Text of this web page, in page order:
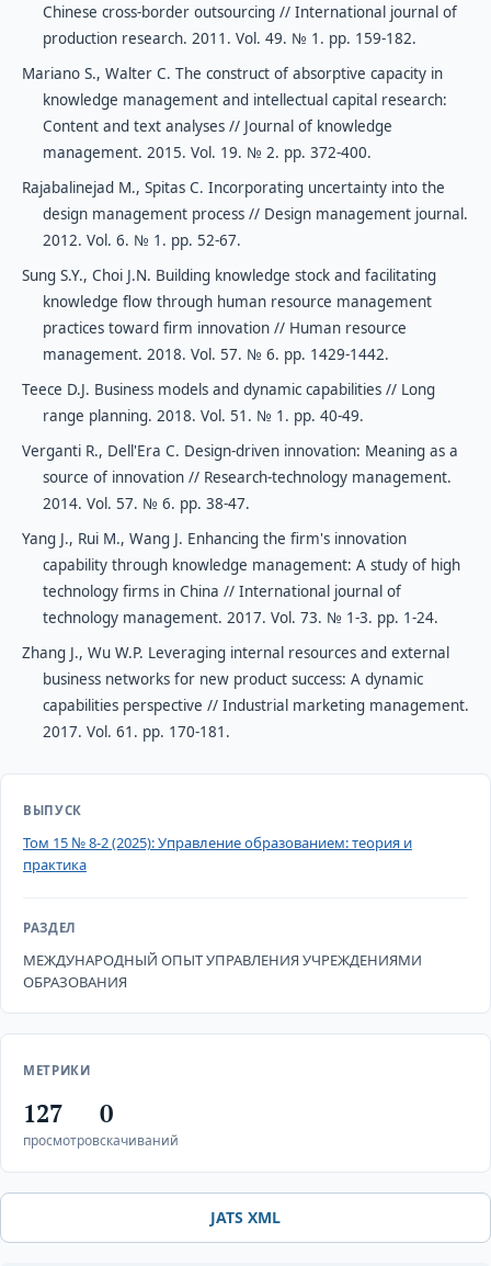
Chinese cross-border outsourcing // International journal of
production research. 2011. Vol. 49. № 1. pp. 159-182.
Mariano S., Walter C. The construct of absorptive capacity in
knowledge management and intellectual capital research:
Content and text analyses // Journal of knowledge
management. 2015. Vol. 19. № 2. pp. 372-400.
Rajabalinejad M., Spitas C. Incorporating uncertainty into the
design management process // Design management journal.
2012. Vol. 6. № 1. pp. 52-67.
Sung S.Y., Choi J.N. Building knowledge stock and facilitating
knowledge flow through human resource management
practices toward firm innovation // Human resource
management. 2018. Vol. 57. № 6. pp. 1429-1442.
Teece D.J. Business models and dynamic capabilities // Long
range planning. 2018. Vol. 51. № 1. pp. 40-49.
Verganti R., Dell'Era C. Design-driven innovation: Meaning as a
source of innovation // Research-technology management.
2014. Vol. 57. № 6. pp. 38-47.
Yang J., Rui M., Wang J. Enhancing the firm's innovation
capability through knowledge management: A study of high
technology firms in China // International journal of
technology management. 2017. Vol. 73. № 1-3. pp. 1-24.
Zhang J., Wu W.P. Leveraging internal resources and external
business networks for new product success: A dynamic
capabilities perspective // Industrial marketing management.
2017. Vol. 61. pp. 170-181.
ВЫПУСК
Том 15 № 8-2 (2025): Управление образованием: теория и
практика
РАЗДЕЛ
МЕЖДУНАРОДНЫЙ ОПЫТ УПРАВЛЕНИЯ УЧРЕЖДЕНИЯМИ
ОБРАЗОВАНИЯ
МЕТРИКИ
127
просмотров
0
скачиваний
JATS XML